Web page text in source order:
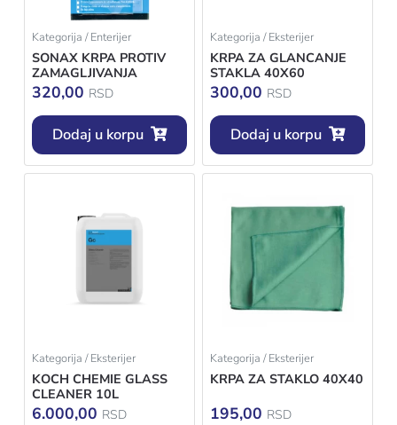
Kategorija / Enterijer
SONAX KRPA PROTIV
ZAMAGLJIVANJA
320,00 RSD
Dodaj u korpu
Kategorija / Eksterijer
KRPA ZA GLANCANJE
STAKLA 40X60
300,00 RSD
Dodaj u korpu
Kategorija / Eksterijer
KOCH CHEMIE GLASS
CLEANER 10L
6.000,00 RSD
Kategorija / Eksterijer
KRPA ZA STAKLO 40X40
195,00 RSD